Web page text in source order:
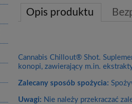
Opis produktu
Cannabis Chillout® Shot.
konopi, zawierający m.in.
Zalecany sposób spożycia:
Uwagi: Nie należy przekraczać